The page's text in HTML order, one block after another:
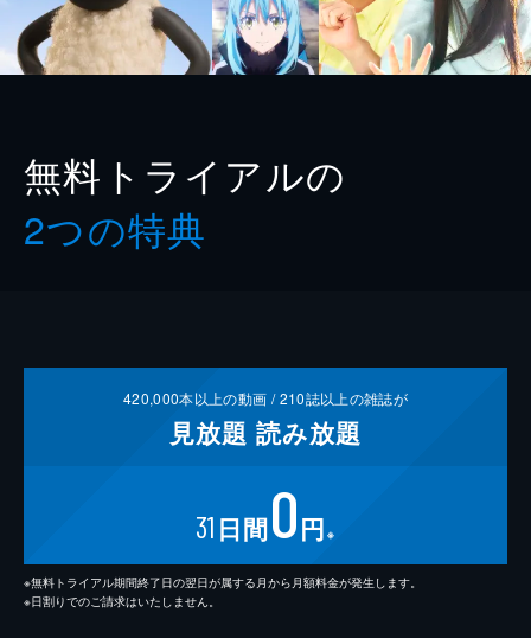
無料トライアルの
2つの特典
420,000本以上の動画 /210誌以上の雑誌が
見放題 読み放題
31 日間0円 ※
※無料トライアル期間終了日の翌日が属する月から月額料金が発生します。
※日割りでのご請求はいたしません。